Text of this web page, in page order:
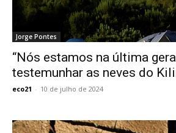
Jorge Pontes
“Nós estamos na última
testemunhar as neves do
eco21 - 10 de julho de 2024